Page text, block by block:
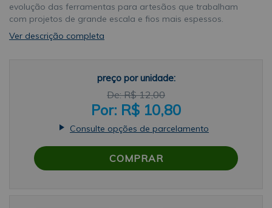
evolução das ferramentas para artesãos que trabalham
com projetos de grande escala e fios mais espessos.
Desenvolvida especialmente para facilitar o manuseio de
materiais como fio de malha e cordões de algodão, esta
execute pontos volumosos com agilidade, precisão e, acima
de tudo, extremo conforto durante todo o processo criativo.
Com uma variação de tamanhos que atendem às
necessidades de trabalhos robustos, a Agulha de Crochê
Soft Plus 8mm a 12mm Círculo é a aliada perfeita para a
mantas para sofá e acessórios de moda "oversized". Seu
formato foi projetado para se ajustar perfeitamente à
Ver descrição completa
preço por unidade:
R$ 12,00
R$ 10,80
Consulte opções de parcelamento
COMPRAR